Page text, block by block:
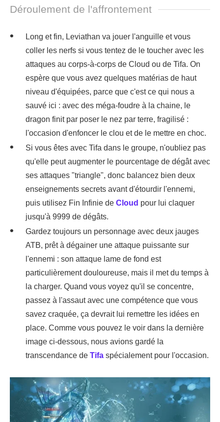
Déroulement de l'affrontement
Long et fin, Leviathan va jouer l'anguille et vous
coller les nerfs si vous tentez de le toucher avec les
attaques au corps-à-corps de Cloud ou de Tifa. On
espère que vous avez quelques matérias de haut
niveau d'équipées, parce que c'est ce qui nous a
sauvé ici : avec des méga-foudre à la chaine, le
dragon finit par poser le nez par terre, fragilisé :
l'occasion d'enfoncer le clou et de le mettre en choc.
Si vous êtes avec Tifa dans le groupe, n'oubliez pas
qu'elle peut augmenter le pourcentage de dégât avec
ses attaques "triangle", donc balancez bien deux
enseignements secrets avant d'étourdir l'ennemi,
puis utilisez Fin Infinie de Cloud pour lui claquer
jusqu'à 9999 de dégâts.
Gardez toujours un personnage avec deux jauges
ATB, prêt à dégainer une attaque puissante sur
l'ennemi : son attaque lame de fond est
particulièrement douloureuse, mais il met du temps à
la charger. Quand vous voyez qu'il se concentre,
passez à l'assaut avec une compétence que vous
savez craquée, ça devrait lui remettre les idées en
place. Comme vous pouvez le voir dans la dernière
image ci-dessous, nous avions gardé la
transcendance de Tifa spécialement pour l'occasion.